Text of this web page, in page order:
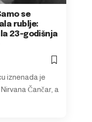
se
rublje:
23-godišnja
iznenada je
Čančar, a